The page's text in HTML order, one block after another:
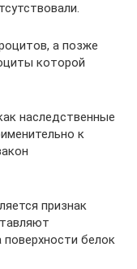
а позже
которой
наследственные
к
признак
белок